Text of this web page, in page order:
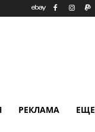
РЕКЛАМА ЕЩЕ